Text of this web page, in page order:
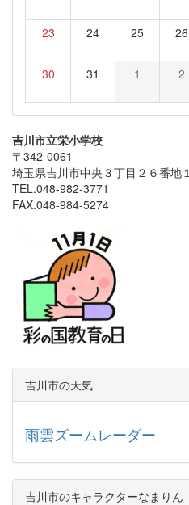
23 24 25 26
30 31 1 2
吉川市立栄小学校
〒342-0061
埼玉県吉川市中央３丁目２６番地１
TEL.048-982-3771
FAX.048-984-5274
吉川市の天気
雨雲ズームレーダー
吉川市のキャラクターなまりん